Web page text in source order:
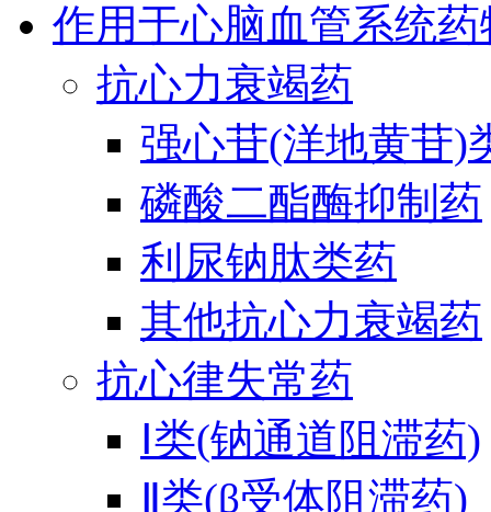
作用于心脑血管系统药
抗心力衰竭药
强心苷(洋地黄苷)
磷酸二酯酶抑制药
利尿钠肽类药
其他抗心力衰竭药
抗心律失常药
Ⅰ类(钠通道阻滞药)
Ⅱ类(β受体阻滞药)